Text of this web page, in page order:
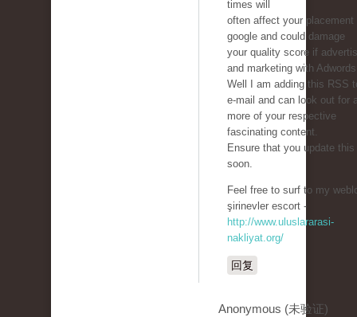
times will
often affect your placement
google and could damage
your quality score if
and marketing with
Well I am adding this RSS
e-mail and can look out for
more of your respective
fascinating content.
Ensure that you update this
soon.
Feel free to surf to my
şirinevler escort -
http://www.uluslararasi-
nakliyat.org/
回复
Anonymous (未验证)